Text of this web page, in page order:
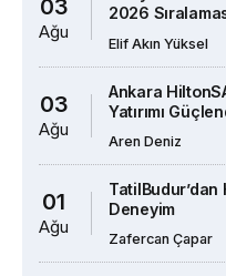
03
Ağu
2026
Elif Akın Yüksel
03
Ağu
Ankara
Yatırımı
Aren Deniz
01
Ağu
Deneyim
Zafercan Çapar